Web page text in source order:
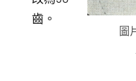
圖
齒。